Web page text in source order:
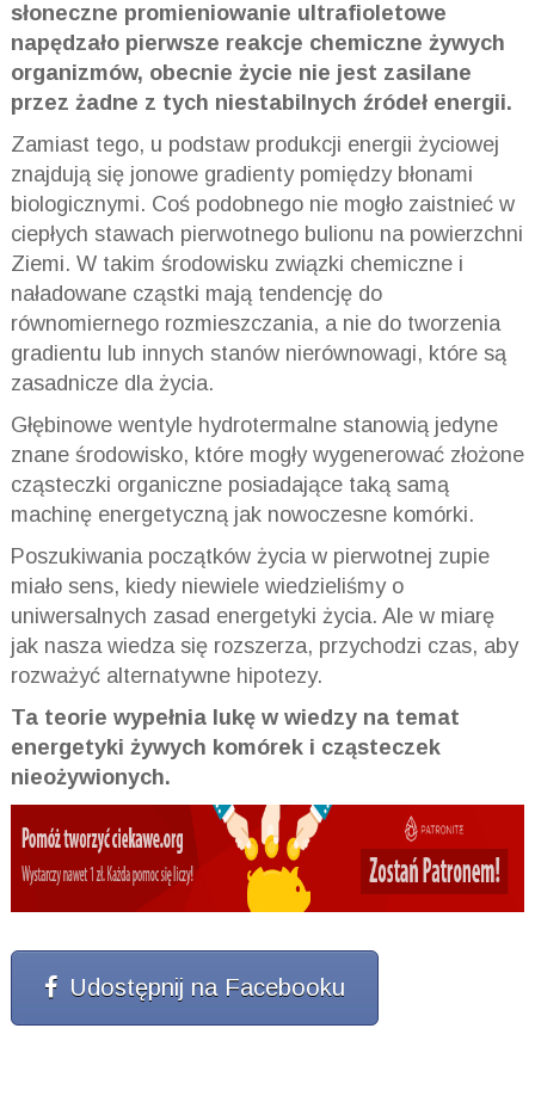
słoneczne promieniowanie ultrafioletowe
napędzało pierwsze reakcje chemiczne żywych
organizmów, obecnie życie nie jest zasilane
przez żadne z tych niestabilnych źródeł energii.
Zamiast tego, u podstaw produkcji energii życiowej
znajdują się jonowe gradienty pomiędzy błonami
biologicznymi. Coś podobnego nie mogło zaistnieć w
ciepłych stawach pierwotnego bulionu na powierzchni
Ziemi. W takim środowisku związki chemiczne i
naładowane cząstki mają tendencję do
równomiernego rozmieszczania, a nie do tworzenia
gradientu lub innych stanów nierównowagi, które są
zasadnicze dla życia.
Głębinowe wentyle hydrotermalne stanowią jedyne
znane środowisko, które mogły wygenerować złożone
cząsteczki organiczne posiadające taką samą
machinę energetyczną jak nowoczesne komórki.
Poszukiwania początków życia w pierwotnej zupie
miało sens, kiedy niewiele wiedzieliśmy o
uniwersalnych zasad energetyki życia. Ale w miarę
jak nasza wiedza się rozszerza, przychodzi czas, aby
rozważyć alternatywne hipotezy.
Ta teorie wypełnia lukę w wiedzy na temat
energetyki żywych komórek i cząsteczek
nieożywionych.
Udostępnij na Facebooku